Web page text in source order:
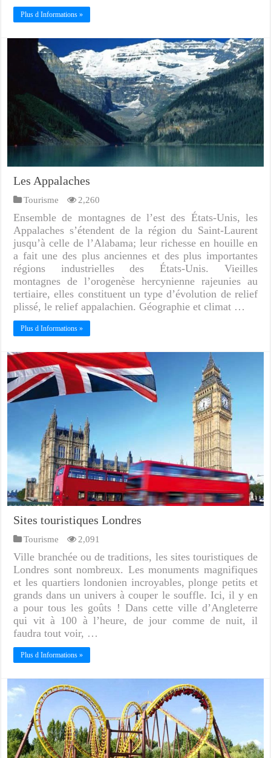
Plus d Informations »
Les Appalaches
Tourisme 2,260
Ensemble de montagnes de l’est des États-Unis, les
Appalaches s’étendent de la région du Saint-Laurent
jusqu’à celle de l’Alabama; leur richesse en houille en
a fait une des plus anciennes et des plus importantes
régions industrielles des États-Unis. Vieilles
montagnes de l’orogenèse hercynienne rajeunies au
tertiaire, elles constituent un type d’évolution de relief
plissé, le relief appalachien. Géographie et climat …
Plus d Informations »
Sites touristiques Londres
Tourisme 2,091
Ville branchée ou de traditions, les sites touristiques de
Londres sont nombreux. Les monuments magnifiques
et les quartiers londonien incroyables, plonge petits et
grands dans un univers à couper le souffle. Ici, il y en
a pour tous les goûts ! Dans cette ville d’Angleterre
qui vit à 100 à l’heure, de jour comme de nuit, il
faudra tout voir, …
Plus d Informations »